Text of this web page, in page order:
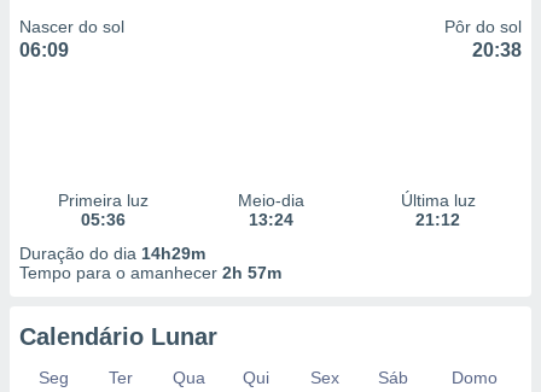
Nascer do sol
06:09
Pôr do sol
20:38
Primeira luz
05:36
Meio-dia
13:24
Última luz
21:12
Duração do dia 14h29m
Tempo para o amanhecer 2h 57m
Calendário Lunar
Seg Ter Qua Qui Sex Sáb
Domo